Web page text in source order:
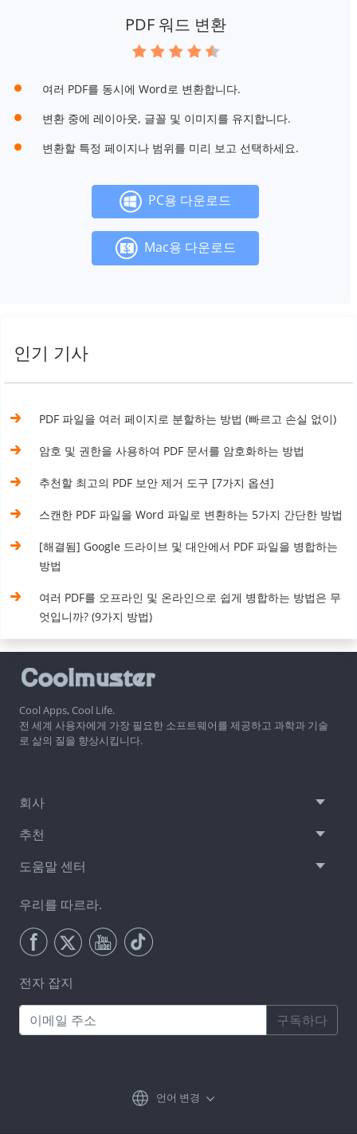
PDF 워드 변환
여러 PDF를 동시에 Word로 변환합니다.
변환 중에 레이아웃, 글꼴 및 이미지를 유지합니다.
변환할 특정 페이지나 범위를 미리 보고 선택하세요.
PC용 다운로드
Mac용 다운로드
인기 기사
PDF 파일을 여러 페이지로 분할하는 방법 (빠르고 손실 없이)
암호 및 권한을 사용하여 PDF 문서를 암호화하는 방법
추천할 최고의 PDF 보안 제거 도구 [7가지 옵션]
스캔한 PDF 파일을 Word 파일로 변환하는 5가지 간단한 방법
[해결됨] Google 드라이브 및 대안에서 PDF 파일을 병합하는
방법
여러 PDF를 오프라인 및 온라인으로 쉽게 병합하는 방법은 무
엇입니까? (9가지 방법)
Cool Apps, Cool Life.
전 세계 사용자에게 가장 필요한 소프트웨어를 제공하고 과학과 기술
로 삶의 질을 향상시킵니다.
회사
추천
도움말 센터
우리를 따르라.
전자 잡지
구독하다
언어 변경